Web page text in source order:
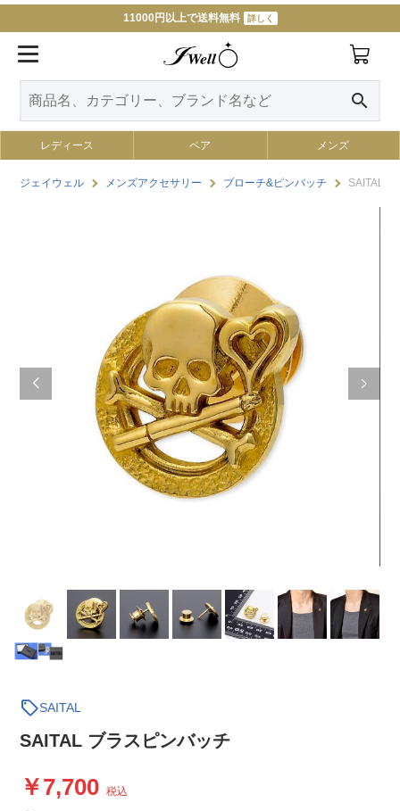
11000円以上で送料無料 詳しく
search
レディース ペア メンズ
ジェイウェル メンズアクセサリー ブローチ&ピンバッチ SAITAL
sellSAITAL
SAITAL ブラスピンバッチ
7,700 税込